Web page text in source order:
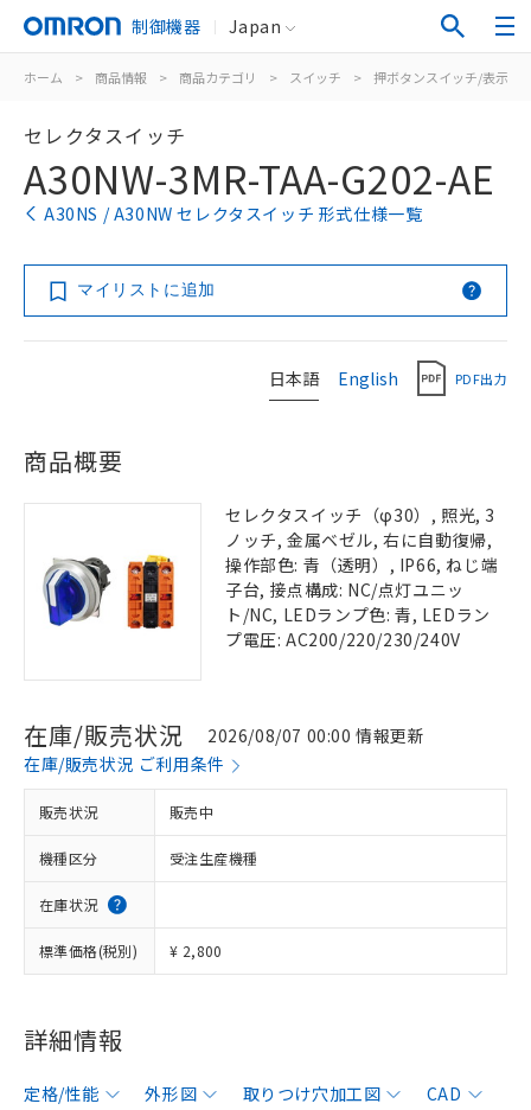
制御機器 Japan
ホーム > 商品情報 > 商品カテゴリ > スイッチ > 押ボタンスイッチ/表示灯
セレクタスイッチ
A30NW-3MR-TAA-G202-AE
A30NS / A30NW セレクタスイッチ 形式仕様一覧
マイリストに追加
日本語 English PDF出力
商品概要
セレクタスイッチ（φ30）, 照光, 3
ノッチ, 金属ベゼル, 右に自動復帰,
操作部色: 青（透明）, IP66, ねじ端
子台, 接点構成: NC/点灯ユニッ
ト/NC, LEDランプ色: 青, LEDラン
プ電圧: AC200/220/230/240V
在庫/販売状況
2026/08/07 00:00 情報更新
在庫/販売状況 ご利用条件
販売状況 販売中
機種区分 受注生産機種
在庫状況
標準価格(税別) ¥ 2,800
詳細情報
定格/性能 外形図 取りつけ穴加工図
CAD